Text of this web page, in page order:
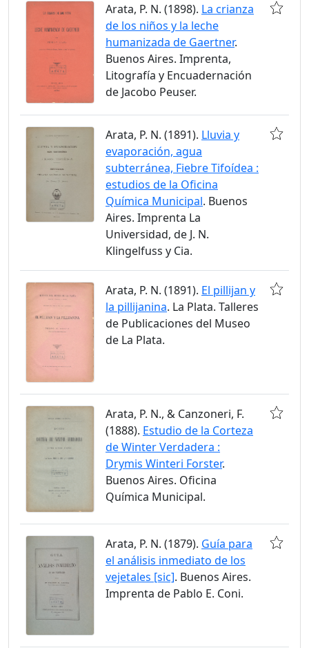
Arata, P. N. (1898). La crianza
de los niños y la leche
humanizada de Gaertner.
Buenos Aires. Imprenta,
Litografía y Encuadernación
de Jacobo Peuser.
Arata, P. N. (1891). Lluvia y
evaporación, agua
subterránea, Fiebre Tifoídea :
estudios de la Oficina
Química Municipal. Buenos
Aires. Imprenta La
Universidad, de J. N.
Klingelfuss y Cia.
Arata, P. N. (1891). El pillijan y
la pillijanina. La Plata. Talleres
de Publicaciones del Museo
de La Plata.
Arata, P. N., & Canzoneri, F.
(1888). Estudio de la Corteza
de Winter Verdadera :
Drymis Winteri Forster.
Buenos Aires. Oficina
Química Municipal.
Arata, P. N. (1879). Guía para
el análisis inmediato de los
vejetales [sic]. Buenos Aires.
Imprenta de Pablo E. Coni.